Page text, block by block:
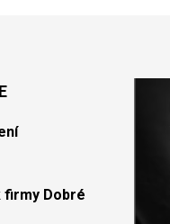
firmy Dobré